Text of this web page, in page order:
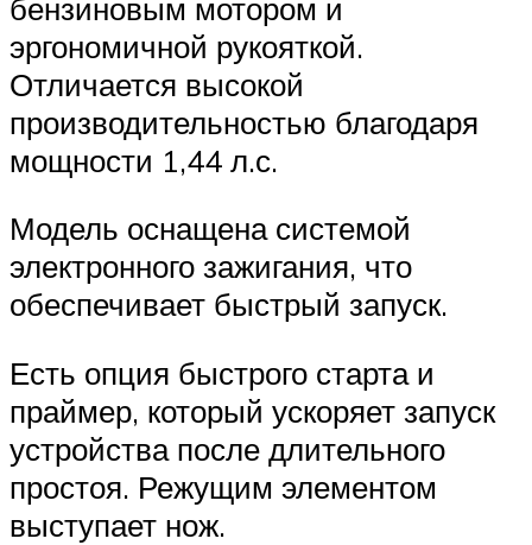
бензиновым мотором и
эргономичной рукояткой.
Отличается высокой
производительностью благодаря
мощности 1,44 л.с.
Модель оснащена системой
электронного зажигания, что
обеспечивает быстрый запуск.
Есть опция быстрого старта и
праймер, который ускоряет запуск
устройства после длительного
простоя. Режущим элементом
выступает нож.